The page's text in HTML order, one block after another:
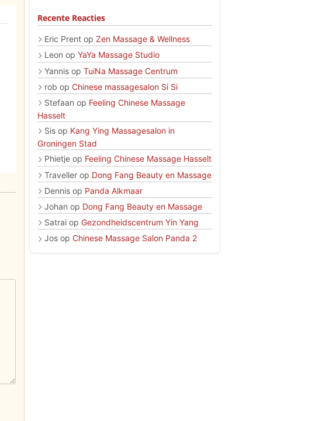
Recente Reacties
Eric Prentop Zen Massage & Wellness
Leon op YaYa Massage Studio
Yannisop TuiNa Massage Centrum
rob op Chinese massagesalon Si Si
Stefaan op Feeling Chinese Massage
Hasselt
Sisop Kang Ying Massagesalon in
Groningen Stad
Phietjeop Feeling Chinese Massage Hasselt
Travellerop Dong Fang Beauty en Massage
Dennisop Panda Alkmaar
Johan op Dong Fang Beauty en Massage
Satraiop Gezondheidscentrum Yin Yang
Josop Chinese Massage Salon Panda 2